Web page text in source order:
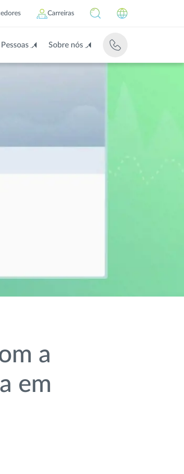
Carreiras
Pessoas Sobre nós
a
em